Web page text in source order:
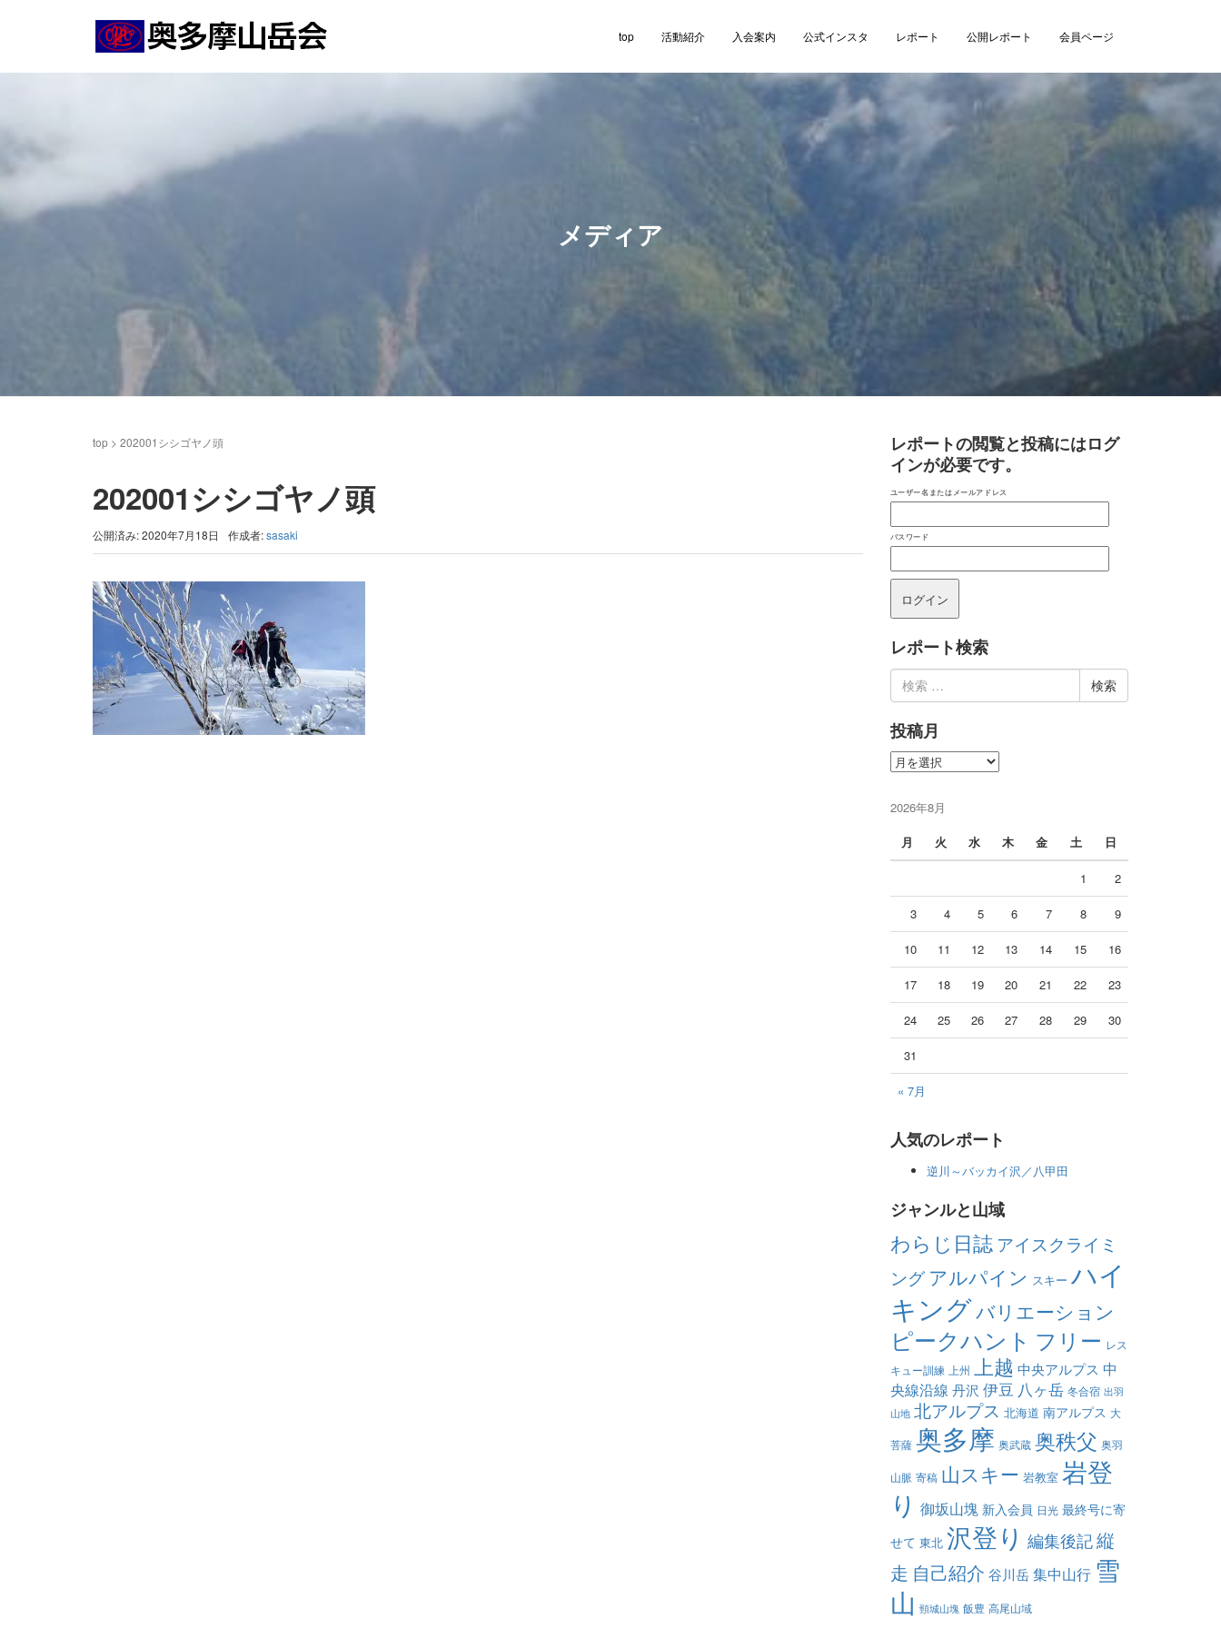
top 活動紹介 入会案内 公式インスタ レポート 公開レポート 会員ページ
メディア
top > 202001シシゴヤノ頭
202001シシゴヤノ頭
公開済み: 2020年7月18日 作成者:sasaki
レポートの閲覧と投稿にはログ
インが必要です。
ユーザー名またはメールアドレス
パスワード
レポート検索
索:
投稿月
投
月
2026年8月
月
火 水 木 金 土 日
« 7月
1 2
3 4 5 6 7 8 9
10 11 12 13 14 15 16
17 18 19 20 21 22 23
24 25 26 27 28 29 30
31
人気のレポート
逆川～バッカイ沢／八甲田
ジャンルと山域
わらじ日誌 アイスクライミ
ング アルパイン スキー ハイ
キングバリエーション
ピークハント フリー レス
キュー訓練 上州 上越 中央アルプス 中
央線沿線 丹沢 伊豆 八ヶ岳 冬合宿 出羽
山地 北アルプス 北海道 南アルプス 大
菩薩 奥多摩 奥武蔵 奥秩父 奥羽
山脈 寄稿 山スキー 岩教室 岩登
り 御坂山塊 新入会員 日光 最終号に寄
せて 東北 沢登り 編集後記縦
走 自己紹介 谷川岳 集中山行 雪
山 頸城山塊 飯豊 高尾山域